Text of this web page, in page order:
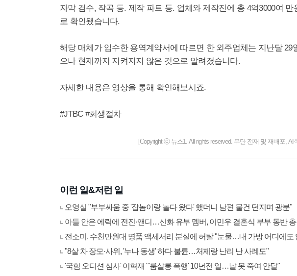
자막 검수, 작곡 등. 제작 파트 등. 업체와 제작진에 총 4억3000여
로 확인됐습니다.
해당 매체가 입수한 용역계약서에 따르면 한 외주업체는 지난달 29
으나 현재까지 지켜지지 않은 것으로 알려졌습니다.
자세한 내용은 영상을 통해 확인해보시죠.
#JTBC #회생절차
[Copyright ⓒ 뉴스1. All rights reserved. 무단 전재 및 재배포, AI
이런 일&저런 일
오영실 "부부싸움 중 '잡놈이랑 놀다 왔다' 했더니 남편 물건 던지며 광분"
아들 안은 에릭에 전진·앤디…신화 유부 멤버, 이민우 결혼식 부부 동반
전소미, 수천만원대 명품 액세서리 분실에 허탈 "눈물…내 가방 어디에도
"8살 차 장모·사위, '누나 동생' 하다 불륜…처제랑 난리 난 사례도"
'국힘 오디션 심사' 이혁재 "'룸살롱 폭행' 10년전 일…날 못 죽여 안달"